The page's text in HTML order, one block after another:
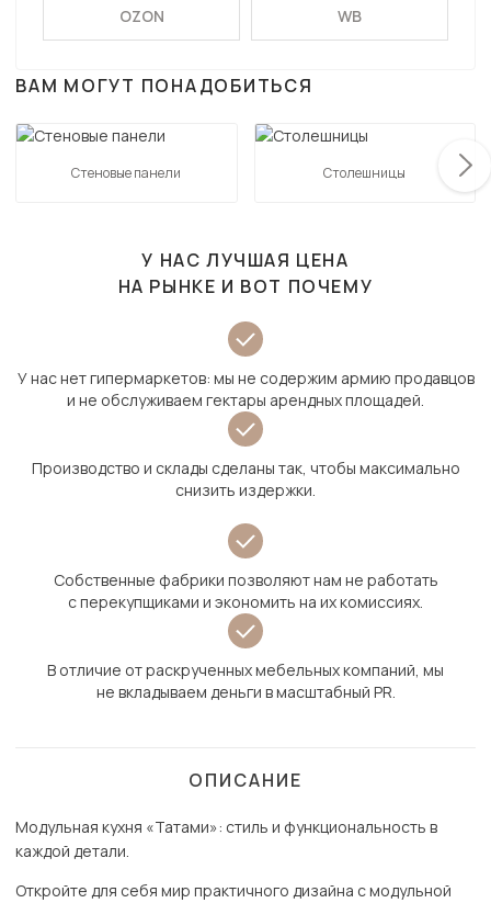
OZON
WB
ВАМ МОГУТ ПОНАДОБИТЬСЯ
Стеновые панели Столешницы
У НАС ЛУЧШАЯ ЦЕНА
НА РЫНКЕ И ВОТ ПОЧЕМУ
У нас нет гипермаркетов: мы не содержим армию продавцов
и не обслуживаем гектары арендных площадей.
Производство и склады сделаны так, чтобы максимально
снизить издержки.
Собственные фабрики позволяют нам не работать
с перекупщиками и экономить на их комиссиях.
В отличие от раскрученных мебельных компаний, мы
не вкладываем деньги в масштабный PR.
ОПИСАНИЕ
Модульная кухня «Татами»: стиль и функциональность в
каждой детали.
Откройте для себя мир практичного дизайна с модульной